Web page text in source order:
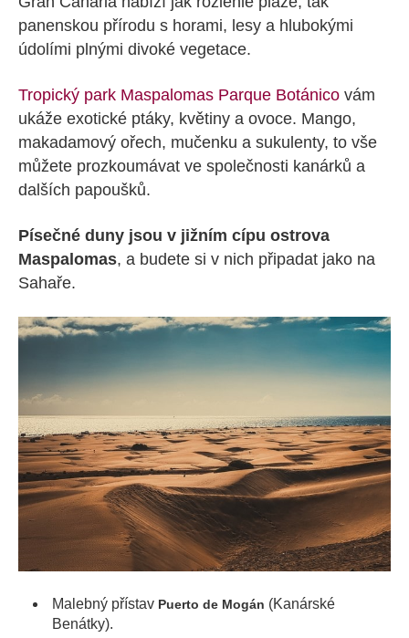
panenskou přírodu s horami, lesy a hlubokými
údolími plnými divoké vegetace.
Tropický park Maspalomas Parque Botánico vám
ukáže exotické ptáky, květiny a ovoce. Mango,
makadamový ořech, mučenku a sukulenty, to vše
můžete prozkoumávat ve společnosti kanárků a
dalších papoušků.
Písečné duny jsou v jižním cípu ostrova
Maspalomas, a budete si v nich připadat jako na
Sahaře.
Malebný přístav Puerto de Mogán (Kanárské
Benátky).